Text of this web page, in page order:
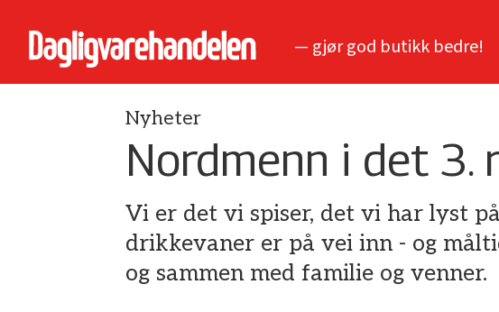
— gjør god butikk bedre!
Nyheter
Nordmenn i det 3.
Vi er det vi spiser, det vi har lyst
drikkevaner er på vei inn - og
og sammen med familie og venner.